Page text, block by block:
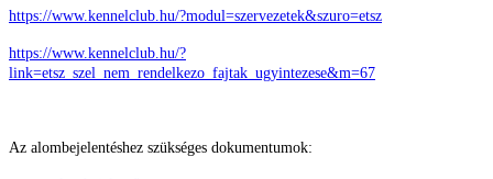
https://www.kennelclub.hu/?modul=szervezetek&szuro=etsz
https://www.kennelclub.hu/?
link=etsz_szel_nem_rendelkezo_fajtak_ugyintezese&m=67
Az alombejelentéshez szükséges dokumentumok: